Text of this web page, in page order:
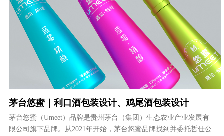
茅台悠蜜｜利口酒包装设计、鸡尾酒包装设计
茅台悠蜜（Umeet）品牌是贵州茅台（集团）生态农业产业发展有
限公司旗下品牌。从2021年开始，茅台悠蜜品牌找到并委托哲仕公